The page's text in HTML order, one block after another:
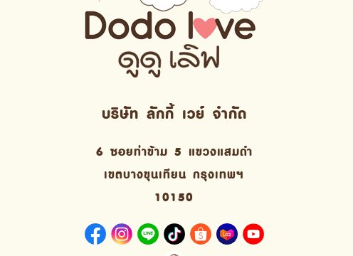
บริษัท ลักกี้ เวย์ จํากัด
6 ซอยท่าข้าม 5 แขวงแสมดำ
เขตบางขุนเทียน กรุงเทพฯ
10150